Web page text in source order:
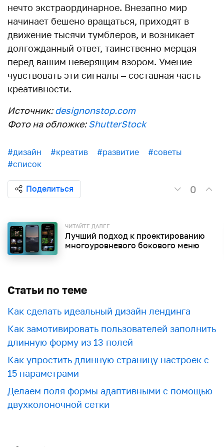
нечто экстраординарное. Внезапно мир
начинает бешено вращаться, приходят в
движение тысячи тумблеров, и возникает
долгожданный ответ, таинственно мерцая
перед вашим неверящим взором. Умение
чувствовать эти сигналы – составная часть
креативности.
Источник:designonstop.com
Фото на обложке:ShutterStock
#дизайн #креатив #развитие
#советы
#список
Поделиться 0
ЧИТАЙТЕ ДАЛЕЕ
Лучший подход к проектированию
многоуровневого бокового меню
Статьи по теме
Как сделать идеальный дизайн лендинга
Как замотивировать пользователей заполнить
длинную форму из 13 полей
Как упростить длинную страницу настроек с
15 параметрами
Делаем поля формы адаптивными с помощью
двухколоночной сетки